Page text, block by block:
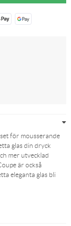
för mousserande
glas din dryck
mer utvecklad
är också
eleganta glas bli